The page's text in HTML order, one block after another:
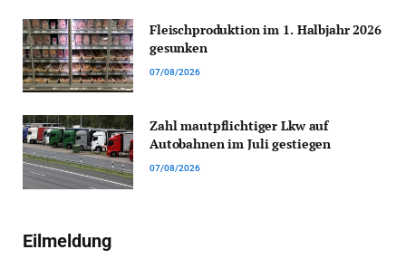
Fleischproduktion im 1. Halbjahr 2026
gesunken
07/08/2026
Zahl mautpflichtiger Lkw auf
Autobahnen im Juli gestiegen
07/08/2026
Eilmeldung